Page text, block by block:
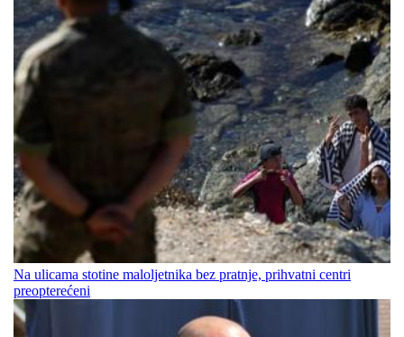
Na ulicama stotine maloljetnika bez pratnje, prihvatni centri
preopterećeni